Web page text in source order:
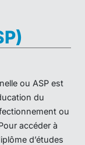
ou ASP est
du
ou
accéder à
d’études